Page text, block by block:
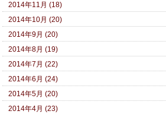
2014年11月 (18)
2014年10月 (20)
2014年9月 (20)
2014年8月 (19)
2014年7月 (22)
2014年6月 (24)
2014年5月 (20)
2014年4月 (23)